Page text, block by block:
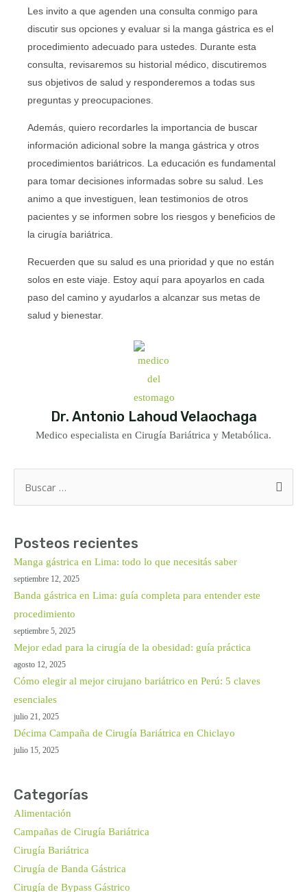
Les invito a que agenden una consulta conmigo para
discutir sus opciones y evaluar si la manga gástrica es el
procedimiento adecuado para ustedes. Durante esta
consulta, revisaremos su historial médico, discutiremos
sus objetivos de salud y responderemos a todas sus
preguntas y preocupaciones.
Además, quiero recordarles la importancia de buscar
información adicional sobre la manga gástrica y otros
procedimientos bariátricos. La educación es fundamental
para tomar decisiones informadas sobre su salud. Les
animo a que investiguen, lean testimonios de otros
pacientes y se informen sobre los riesgos y beneficios de
la cirugía bariátrica.
Recuerden que su salud es una prioridad y que no están
solos en este viaje. Estoy aquí para apoyarlos en cada
paso del camino y ayudarlos a alcanzar sus metas de
salud y bienestar.
Dr. Antonio Lahoud Velaochaga
Medico especialista en Cirugía Bariátrica y Metabólica.
Buscar
por:
Posteos recientes
Manga gástrica en Lima: todo lo que necesitás saber
septiembre 12, 2025
Banda gástrica en Lima: guía completa para entender este
procedimiento
septiembre 5, 2025
Mejor edad para la cirugía de la obesidad: guía práctica
agosto 12, 2025
Cómo elegir al mejor cirujano bariátrico en Perú: 5 claves
esenciales
julio 21, 2025
Décima Campaña de Cirugía Bariátrica en Chiclayo
julio 15, 2025
Categorías
Alimentación
Campañas de Cirugía Bariátrica
Cirugía Bariátrica
Cirugía de Banda Gástrica
Cirugía de Bypass Gástrico